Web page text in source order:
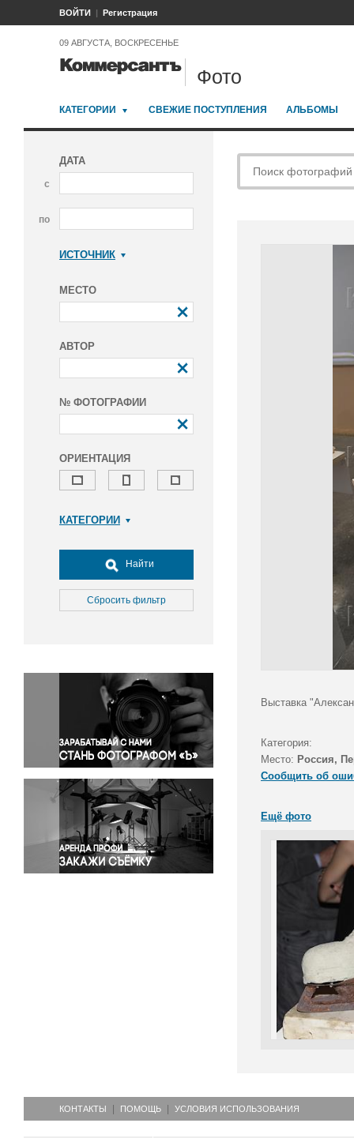
ВОЙТИ Регистрация
09 АВГУСТА, ВОСКРЕСЕНЬЕ
Фото
КАТЕГОРИИ СВЕЖИЕ ПОСТУПЛЕНИЯ АЛЬБОМЫ
ДАТА
с
по
ИСТОЧНИК
МЕСТО
АВТОР
№ ФОТОГРАФИИ
ОРИЕНТАЦИЯ
КАТЕГОРИИ
Досуг, туризм и отдых
Культура
Медицина
Окружающая среда
Политика
Правосудие
Происшествия и конфликты
Религия
Светская жизнь
Спорт
Экология
Экономика и бизнес
Найти
Сбросить фильтр
Выставка
Категория:
Место: Россия,
Сообщить об
Ещё фото
КОНТАКТЫ ПОМОЩЬ УСЛОВИЯ ИСПОЛЬЗОВАНИЯ